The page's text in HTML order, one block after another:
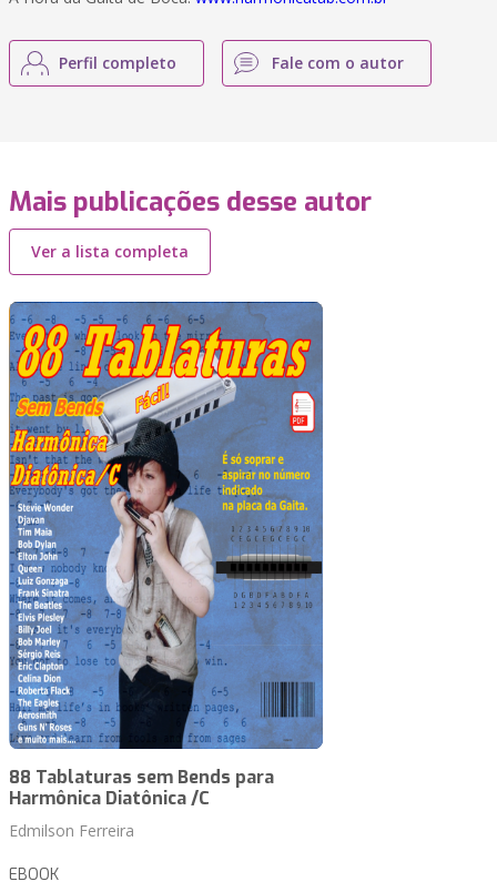
Perfil completo Fale com o autor
Mais publicações desse autor
Ver a lista completa
88 Tablaturas sem Bends para
Harmônica Diatônica /C
Edmilson Ferreira
EBOOK